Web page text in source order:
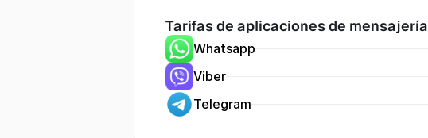
Tarifas de aplicaciones de mensajería
Whatsapp
Viber
Telegram